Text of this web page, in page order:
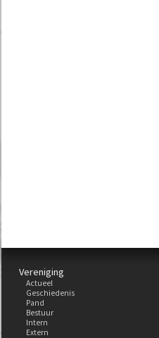
Vereniging
Actueel
Geschiedenis
Pand
Bestuur
Intern
Extern